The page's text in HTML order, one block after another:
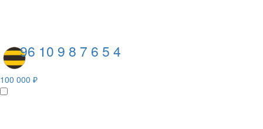
96 10 9 8 7 6 5 4
100 000 ₽